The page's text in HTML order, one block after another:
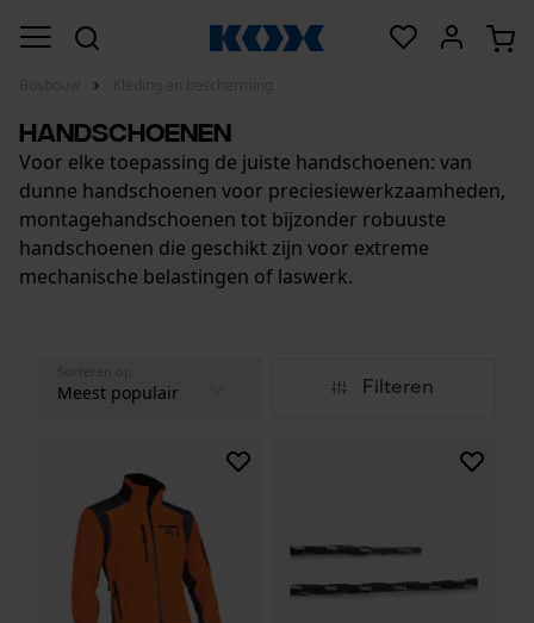
Handschoenen
Voor elke toepassing de juiste handschoenen: van
dunne handschoenen voor preciesiewerkzaamheden,
montagehandschoenen tot bijzonder robuuste
handschoenen die geschikt zijn voor extreme
mechanische belastingen of laswerk.
Filteren